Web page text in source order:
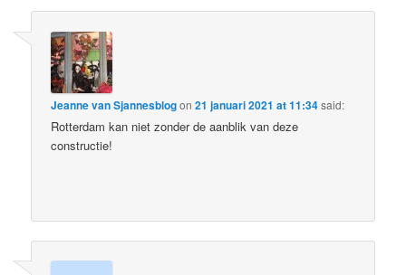
Jeanne van Sjannesblogon21 januari 2021 at 11:34said:
Rotterdam kan niet zonder de aanblik van deze
constructie!